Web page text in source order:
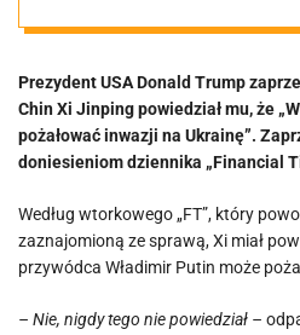
Jinping
tego nie
Prezydent USA Donald Trump
Chin Xi Jinping powiedział mu, że
pożałować inwazji na Ukrainę”.
doniesieniom dziennika „Financial
Według wtorkowego „FT”, który
zaznajomioną ze sprawą, Xi miał
przywódca Władimir Putin może
– Nie, nigdy tego nie powiedział –